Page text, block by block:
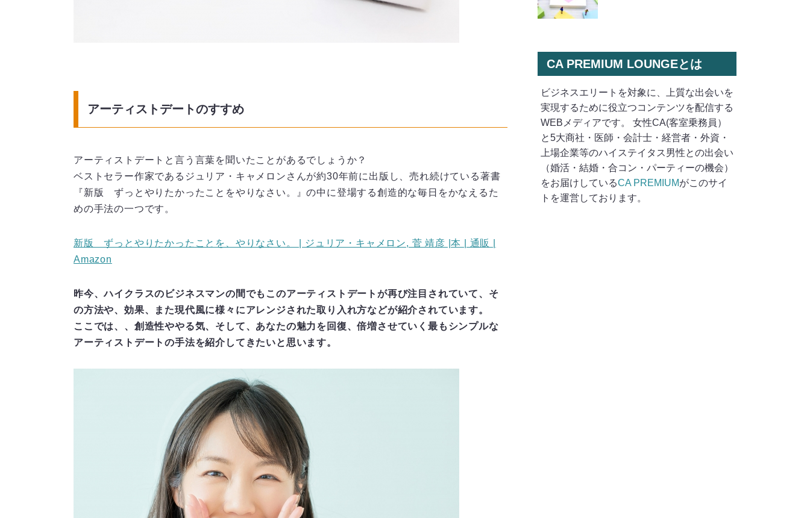
アーティストデートのすすめ
アーティストデートと言う言葉を聞いたことがあるでしょうか？
ベストセラー作家であるジュリア・キャメロンさんが約30年前に出版し、売れ続けている著書
『新版 ずっとやりたかったことをやりなさい。』の中に登場する創造的な毎日をかなえるた
めの手法の一つです。
新版 ずっとやりたかったことを、やりなさい。 | ジュリア・キャメロン, 菅 靖彦 |本 | 通販 |
Amazon
昨今、ハイクラスのビジネスマンの間でもこのアーティストデートが再び注目されていて、そ
の方法や、効果、また現代風に様々にアレンジされた取り入れ方などが紹介されています。
ここでは、、創造性ややる気、そして、あなたの魅力を回復、倍増させていく最もシンプルな
アーティストデートの手法を紹介してきたいと思います。
CA PREMIUM LOUNGEとは
ビジネスエリートを対象に、上質な出会いを
実現するために役立つコンテンツを配信する
WEBメディアです。 女性CA(客室乗務員）
と5大商社・医師・会計士・経営者・外資・
上場企業等のハイステイタス男性との出会い
（婚活・結婚・合コン・パーティーの機会）
をお届けしているCA PREMIUMがこのサイ
トを運営しております。